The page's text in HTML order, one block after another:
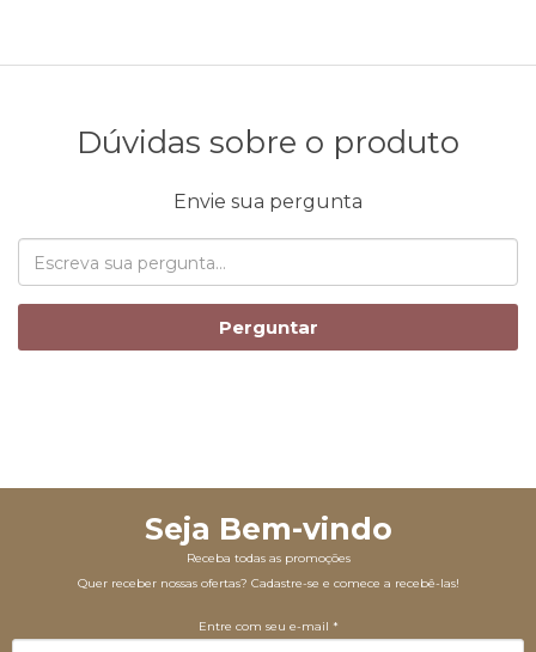
Dúvidas sobre o produto
Envie sua pergunta
Perguntar
Seja Bem-vindo
Receba todas as promoções
Quer receber nossas ofertas? Cadastre-se e comece a recebê-las!
Entre com seu e-mail *